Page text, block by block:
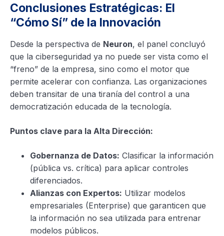
Conclusiones Estratégicas: El
“Cómo Sí” de la Innovación
Desde la perspectiva de Neuron, el panel concluyó
que la ciberseguridad ya no puede ser vista como el
“freno” de la empresa, sino como el motor que
permite acelerar con confianza. Las organizaciones
deben transitar de una tiranía del control a una
democratización educada de la tecnología.
Puntos clave para la Alta Dirección:
Gobernanza de Datos: Clasificar la información
(pública vs. crítica) para aplicar controles
diferenciados.
Alianzas con Expertos: Utilizar modelos
empresariales (Enterprise) que garanticen que
la información no sea utilizada para entrenar
modelos públicos.